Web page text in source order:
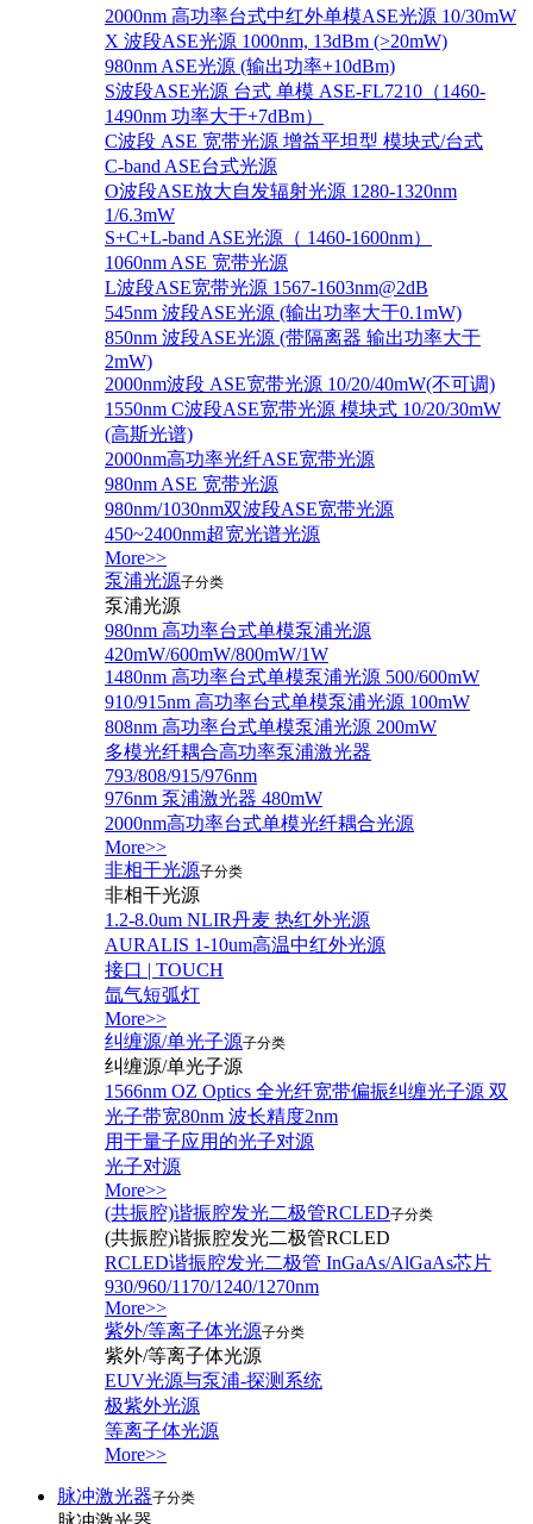
2000nm 高功率台式中红外单模ASE光源 10/30mW
X 波段ASE光源 1000nm, 13dBm (>20mW)
980nm ASE光源 (输出功率+10dBm)
S波段ASE光源 台式 单模 ASE-FL7210（1460-
1490nm 功率大于+7dBm）
C波段 ASE 宽带光源 增益平坦型 模块式/台式
C-band ASE台式光源
O波段ASE放大自发辐射光源 1280-1320nm
1/6.3mW
S+C+L-band ASE光源（ 1460-1600nm）
1060nm ASE 宽带光源
L波段ASE宽带光源 1567-1603nm@2dB
545nm 波段ASE光源 (输出功率大于0.1mW)
850nm 波段ASE光源 (带隔离器 输出功率大于
2mW)
2000nm波段 ASE宽带光源 10/20/40mW(不可调)
1550nm C波段ASE宽带光源 模块式 10/20/30mW
(高斯光谱)
2000nm高功率光纤ASE宽带光源
980nm ASE 宽带光源
980nm/1030nm双波段ASE宽带光源
450~2400nm超宽光谱光源
More>>
泵浦光源子分类
泵浦光源
980nm 高功率台式单模泵浦光源
420mW/600mW/800mW/1W
1480nm 高功率台式单模泵浦光源 500/600mW
910/915nm 高功率台式单模泵浦光源 100mW
808nm 高功率台式单模泵浦光源 200mW
多模光纤耦合高功率泵浦激光器
793/808/915/976nm
976nm 泵浦激光器 480mW
2000nm高功率台式单模光纤耦合光源
More>>
非相干光源子分类
非相干光源
1.2-8.0um NLIR丹麦 热红外光源
AURALIS 1-10um高温中红外光源
接口 | TOUCH
氙气短弧灯
More>>
纠缠源/单光子源子分类
纠缠源/单光子源
1566nm OZ Optics 全光纤宽带偏振纠缠光子源 双
光子带宽80nm 波长精度2nm
用于量子应用的光子对源
光子对源
More>>
(共振腔)谐振腔发光二极管RCLED子分类
(共振腔)谐振腔发光二极管RCLED
RCLED谐振腔发光二极管 InGaAs/AlGaAs芯片
930/960/1170/1240/1270nm
More>>
紫外/等离子体光源子分类
紫外/等离子体光源
EUV光源与泵浦-探测系统
极紫外光源
等离子体光源
More>>
脉冲激光器子分类